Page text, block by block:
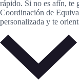
rápido. Si no es afín, te
Coordinación de
personalizada y te